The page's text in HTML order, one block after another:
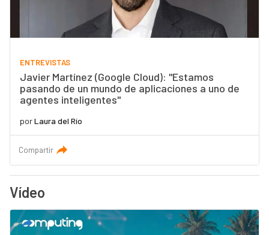
ENTREVISTAS
Javier Martínez (Google Cloud): "Estamos
pasando de un mundo de aplicaciones a uno de
agentes inteligentes"
porLaura del Río
Compartir
Vídeo